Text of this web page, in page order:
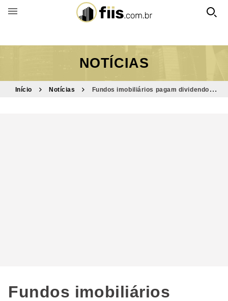
BUSCAR POR FUNDO
NOTÍCIAS
Início Notícias
Fundos imobiliários pagam dividendos
Fundos imobiliários